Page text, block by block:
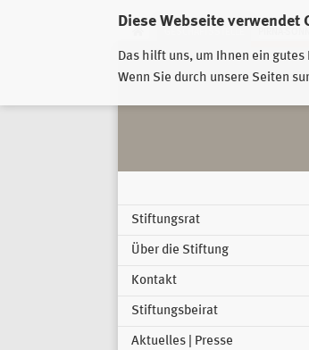
Diese Webseite verwendet
Das hilft uns, um Ihnen ein
Wenn Sie durch unsere Seiten
Stiftungsrat
Über die Stiftung
Kontakt
Stiftungsbeirat
Aktuelles | Presse